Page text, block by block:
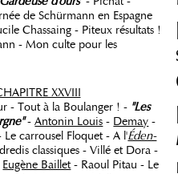
de Schürmann en Espagne
Chassaing - Piteux résultats !
- Mon culte pour les
XXVIII
- Tout à la Boulanger ! - "Les
-Antonin Louis - Demay -
carrousel Floquet - A l'Éden-
classiques - Villé et Dora -
Eugène Baillet- Raoul Pitau - Le